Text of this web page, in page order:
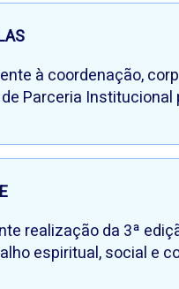
à coordenação,
Parceria
realização da 3ª
espiritual, social e